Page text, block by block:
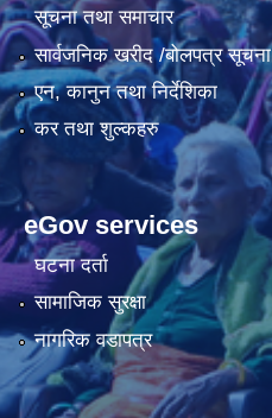
सूचना तथा समाचार
सार्वजनिक खरीद /बोलपत्र सूचना
एन, कानुन तथा निर्देशिका
कर तथा शुल्कहरु
eGov services
घटना दर्ता
सामाजिक सुरक्षा
नागरिक वडापत्र